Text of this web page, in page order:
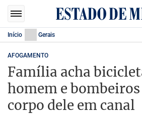
Início Gerais
AFOGAMENTO
Família acha
homem e
corpo dele em canal